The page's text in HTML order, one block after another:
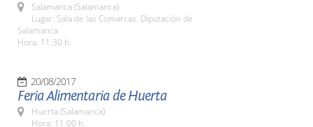
Salamanca (Salamanca)
Lugar: Sala de las Comarcas. Diputación de
Salamanca
Hora: 11:30 h.
20/08/2017
Feria Alimentaria de Huerta
Huerta (Salamanca)
Hora: 11:00 h.